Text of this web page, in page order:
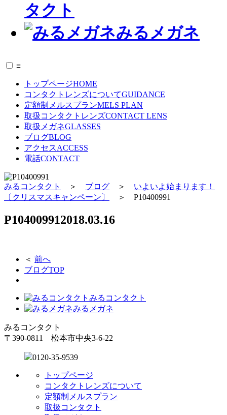
タクト
みるメガネ
≡
トップページHOME
コンタクトレンズについてGUIDANCE
定額制メルスプランMELS PLAN
取扱コンタクトレンズCONTACT LENS
取扱メガネGLASSES
ブログBLOG
アクセスACCESS
電話CONTACT
みるコンタクト ＞ ブログ ＞ いよいよ始まります！
〔クリスマスキャンペーン〕
＞ P10400991
P104009912018.03.16
＜ 前へ
ブログTOP
みるコンタクト
みるメガネ
みるコンタクト
〒390-0811 松本市中央3-6-22
0120-35-9539
トップページ
コンタクトレンズについて
定額制メルスプラン
取扱コンタクト